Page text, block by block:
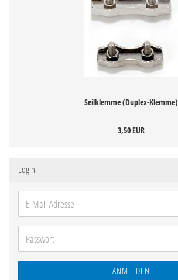
Seilklemme (Duplex-Klemme)
3,50 EUR
Login
E-
Mail-
Adresse
Passwort
ANMELDEN